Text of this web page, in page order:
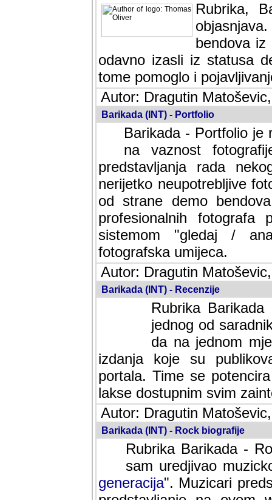
Rubrika,
bendova
odavno izasli iz statusa
tome pomoglo i
Autor: Dragutin
Barikada (INT) - Portfolio
Barikada - Portfolio je
na vaznost
predstavljanja rada
nerijetko neupotrebljive
od strane demo
profesionalnih fotografa
sistemom "gledaj /
fotografska umijeca.
Autor: Dragutin
Barikada (INT) - Recenzije
Rubrika
jednog od
da na jednom
izdanja koje su
portala. Time se
lakse dostupnim svim
Autor: Dragutin
Barikada (INT) - Rock biografije
Rubrika Barikada -
sam uredjivao
generacija". Muzicari